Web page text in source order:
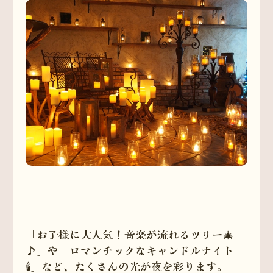
「お子様に大人気！音楽が流れるツリー🎄
♪」や「ロマンチックなキャンドルナイト
🕯」など、たくさんの光が夜を彩ります。